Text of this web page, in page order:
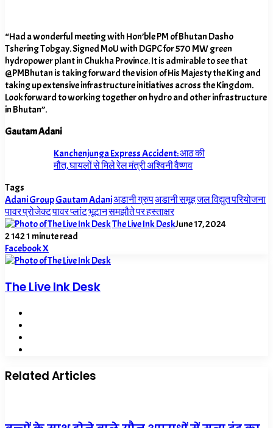
“Had a wonderful meeting with Hon’ble PM of Bhutan Dasho
Tshering Tobgay. Signed MoU with DGPC for 570 MW green
hydropower plant in Chukha Province. It is admirable to see that
@PMBhutan is taking forward the vision of His Majesty the King and
taking up extensive infrastructure initiatives across the Kingdom.
Look forward to working together on hydro and other infrastructure
in Bhutan”.
Gautam Adani
Kanchenjunga Express Accident: आठ की
मौत, घायलों से मिले रेल मंत्री अश्विनी वैष्णव
Tags
Adani GroupGautam Adaniअडानी ग्रुपअडानी समूहजल विद्युत परियोजना
पावर प्रोजेक्टपावर प्लांटभूटानसमझौते पर हस्ताक्षर
The Live Ink DeskJune 17, 2024
21421 minute read
FacebookXLinkedIn
Tumblr
Pinterest
Reddit
VKontakte
Share
via
Print
The Live Ink Desk
Related Articles